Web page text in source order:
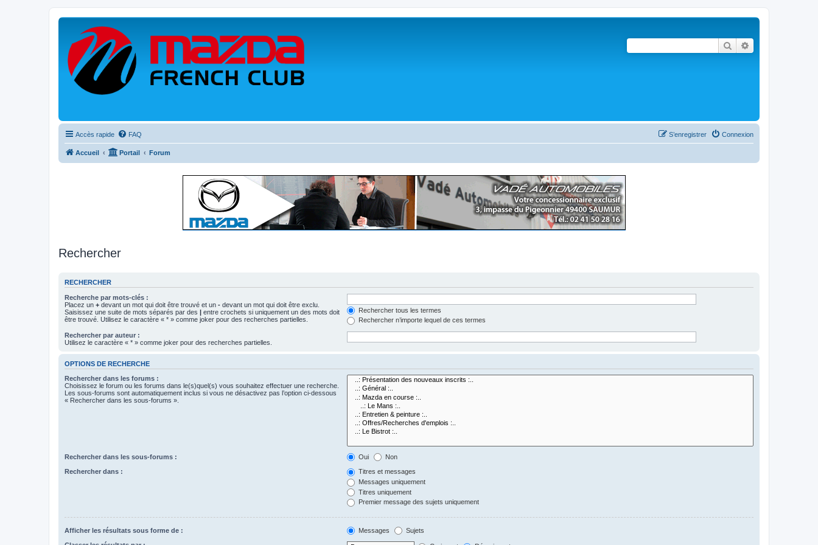
Rechercher
Accès rapide FAQ Connexion
S’enregistrer
Accueil Portail Forum
Rechercher
RECHERCHER
Recherche par mots-clés :
Placez un + devant un mot qui doit être trouvé et un - devant un mot qui doit être exclu.
Saisissez une suite de mots séparés par des | entre crochets si uniquement un des mots doit
être trouvé. Utilisez le caractère « * » comme joker pour des recherches partielles.
Rechercher tous les termes
Rechercher n’importe lequel de ces termes
Rechercher par auteur :
Utilisez le caractère « * » comme joker pour des recherches partielles.
OPTIONS DE RECHERCHE
Rechercher dans les forums :
Choisissez le forum ou les forums dans le(s)quel(s) vous souhaitez effectuer une recherche.
Les sous-forums sont automatiquement inclus si vous ne désactivez pas l’option ci-dessous
« Rechercher dans les sous-forums ».
Rechercher dans les sous-forums : Oui Non
Rechercher dans :
Titres et messages
Messages uniquement
Titres uniquement
Premier message des sujets uniquement
Afficher les résultats sous forme de : Messages Sujets